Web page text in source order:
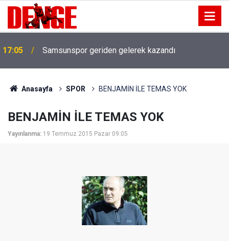
17:05 Samsunspor geriden gelerek kazandı
Anasayfa SPOR BENJAMİN İLE TEMAS YOK
BENJAMİN İLE TEMAS YOK
Yayınlanma: 19 Temmuz 2015 Pazar 09:05